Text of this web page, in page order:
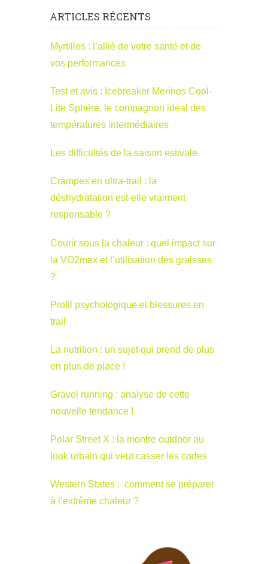
ARTICLES RÉCENTS
Myrtilles : l’allié de votre santé et de
vos performances
Test et avis : Icebreaker Merinos Cool-
Lite Sphère, le compagnon idéal des
températures intermédiaires
Les difficultés de la saison estivale
Crampes en ultra-trail : la
déshydratation est-elle vraiment
responsable ?
Courir sous la chaleur : quel impact sur
la VO2max et l’utilisation des graisses
?
Profil psychologique et blessures en
trail
La nutrition : un sujet qui prend de plus
en plus de place !
Gravel running : analyse de cette
nouvelle tendance !
Polar Street X : la montre outdoor au
look urbain qui veut casser les codes
Western States : comment se préparer
à l’extrême chaleur ?